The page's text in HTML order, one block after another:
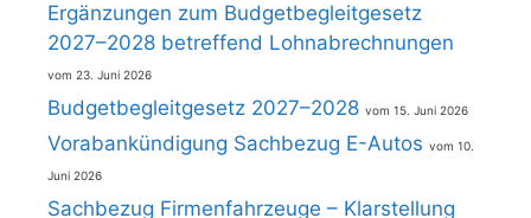
Ergänzungen zum Budgetbegleitgesetz
2027–2028 betreffend Lohnabrechnungen
23. Juni 2026
Budgetbegleitgesetz 2027–2028 15. Juni 2026
Vorabankündigung Sachbezug E-Autos 10.
Juni 2026
Sachbezug Firmenfahrzeuge – Klarstellung